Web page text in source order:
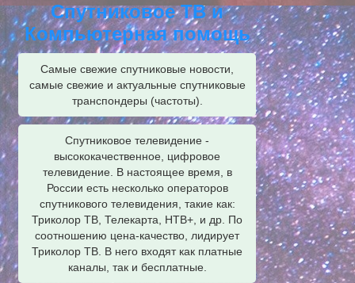
Спутниковое ТВ и
Компьютерная помощь
Самые свежие спутниковые новости,
самые свежие и актуальные спутниковые
транспондеры (частоты).
Спутниковое телевидение -
высококачественное, цифровое
телевидение. В настоящее время, в
России есть несколько операторов
спутникового телевидения, такие как:
Триколор ТВ, Телекарта, НТВ+, и др. По
соотношению цена-качество, лидирует
Триколор ТВ. В него входят как платные
каналы, так и бесплатные.